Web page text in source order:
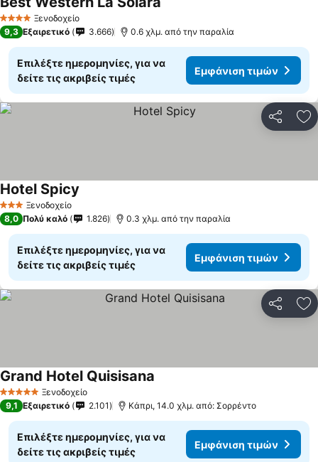
4 ΑστέριαΞενοδοχείο
9,3 Εξαιρετικό 3.666 0.6 χλμ. από την παραλία
Επιλέξτε ημερομηνίες, για να
δείτε τις ακριβείς τιμές
Εμφάνιση τιμών
3 ΑστέριαΞενοδοχείο
Hotel Spicy
8,0 Πολύ καλό 1.826 0.3 χλμ. από την παραλία
Επιλέξτε ημερομηνίες, για να
δείτε τις ακριβείς τιμές
Εμφάνιση τιμών
5 Αστέρια Ξενοδοχείο
Grand Hotel Quisisana
9,1 Εξαιρετικό 2.101 Κάπρι, 14.0 χλμ. από: Σορρέντο
Επιλέξτε ημερομηνίες, για να
δείτε τις ακριβείς τιμές
Εμφάνιση τιμών